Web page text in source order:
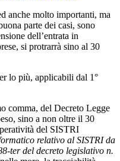
anche molto importanti, ma
parte dei casi, sono
dell’entrata in
si protrarrà sino al 30
lo più, applicabili dal 1°
comma, del Decreto Legge
sino a non oltre il 30
del SISTRI
relativo al SISTRI da
ter del decreto legislativo n.